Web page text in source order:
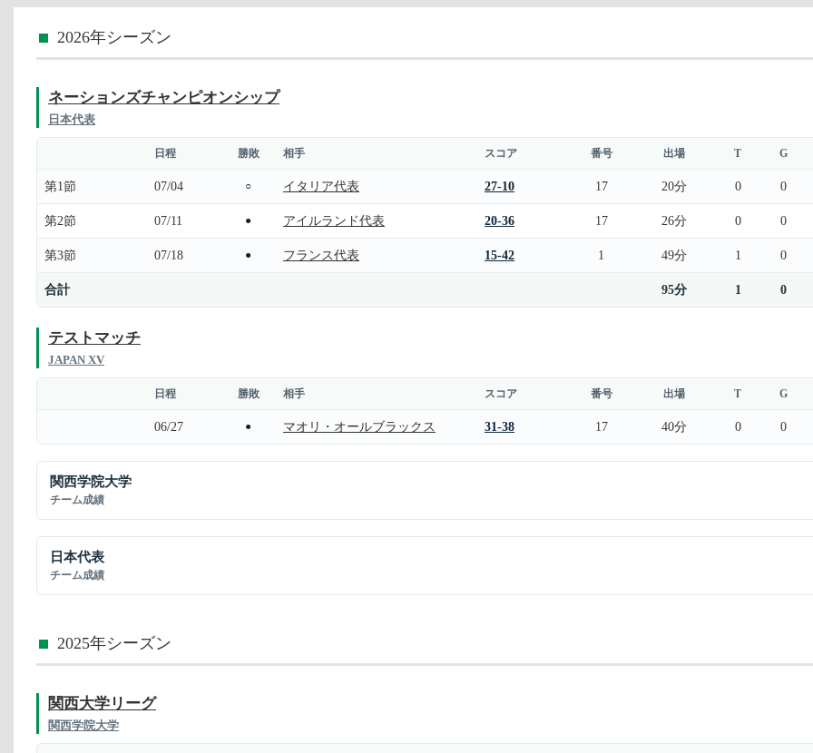
2026年シーズン
ネーションズチャンピオンシップ
日本代表
日程 勝敗 相手 スコア 番号 出場 T G
第1節 07/04 ○ イタリア代表 27-10 17 20分 0 0
第2節 07/11 ● アイルランド代表 20-36 17 26分 0 0
第3節 07/18 ● フランス代表 15-42 1 49分 1 0
合計 95分 1 0
テストマッチ
JAPAN XV
日程 勝敗 相手 スコア 番号 出場 T G
06/27 ● マオリ・オールブラックス 31-38 17 40分 0 0
関西学院大学
チーム成績
日本代表
チーム成績
2025年シーズン
関西大学リーグ
関西学院大学